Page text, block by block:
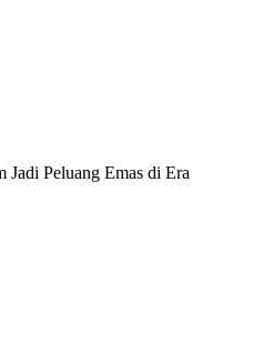
Jadi Peluang Emas di Era